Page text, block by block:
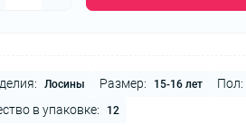
Лосины Размер: 15-16 лет Пол:
в упаковке: 12